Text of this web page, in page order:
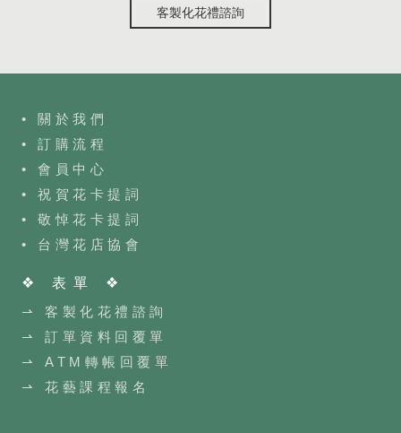
客製化花禮諮詢
• 關於我們
• 訂購流程
• 會員中心
• 祝賀花卡提詞
• 敬悼花卡提詞
• 台灣花店協會
❖ 表單 ❖
⇀ 客製化花禮諮詢
⇀ 訂單資料回覆單
⇀ ATM轉帳回覆單
⇀ 花藝課程報名